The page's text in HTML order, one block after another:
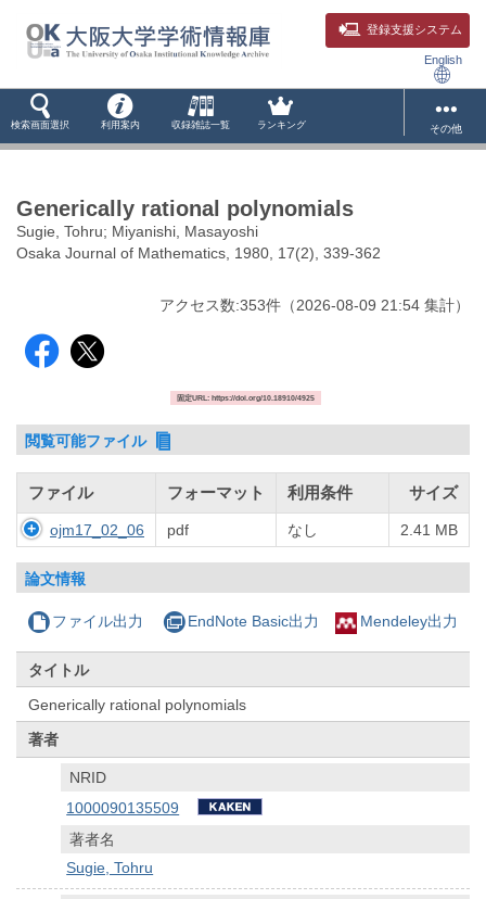
登録支援システム
English
検索画面選択 利用案内 収録雑誌一覧 ランキング その他
Generically rational polynomials
Sugie, Tohru; Miyanishi, Masayoshi
Osaka Journal of Mathematics, 1980, 17(2), 339-362
アクセス数:353件 （2026-08-09 21:54 集計）
固定URL: https://doi.org/10.18910/4925
閲覧可能ファイル
ファイル フォーマット 利用条件 サイズ
ojm17_02_06 pdf なし 2.41 MB
論文情報
ファイル出力 EndNote Basic出力 Mendeley出力
タイトル
Generically rational polynomials
著者
NRID
1000090135509
著者名
Sugie, Tohru